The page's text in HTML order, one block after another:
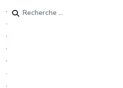
Rechercher